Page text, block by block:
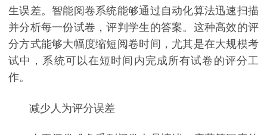
生误差。智能阅卷系统能够通过自动化算法迅速扫描
并分析每一份试卷，评判学生的答案。这种高效的评
分方式能够大幅度缩短阅卷时间，尤其是在大规模考
试中，系统可以在短时间内完成所有试卷的评分工
作。
减少人为评分误差